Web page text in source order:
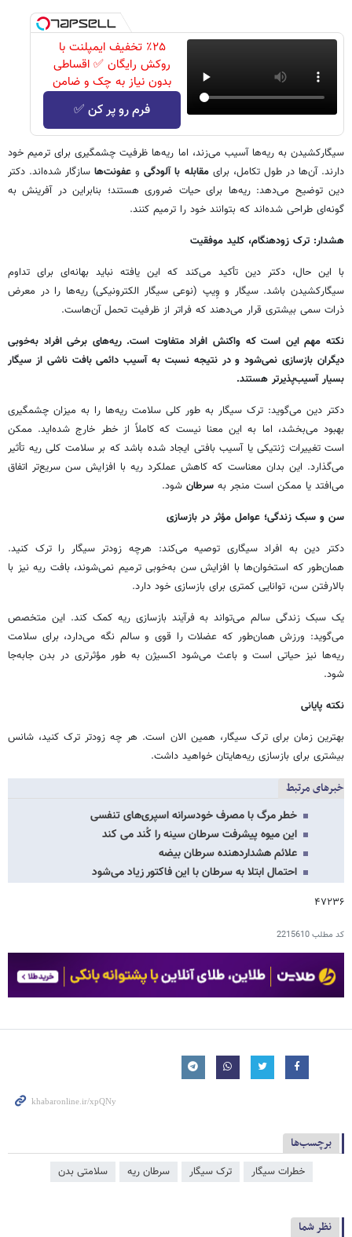
٪۲۵ تخفیف ایمپلنت با
روکش رایگان ✅ اقساطی
بدون نیاز به چک و ضامن
فرم رو پر کن ✅
سیگارکشیدن به ریه‌ها آسیب می‌زند، اما ریه‌ها ظرفیت چشمگیری برای ترمیم خود
دارند. آن‌ها در طول تکامل، برایمقابله با آلودگی و عفونت‌هاسازگار شده‌اند. دکتر
دین توضیح می‌دهد: ریه‌ها برای حیات ضروری هستند؛ بنابراین در آفرینش به
گونه‌ای طراحی شده‌اند که بتوانند خود را ترمیم کنند.
هشدار: ترک زودهنگام، کلید موفقیت
با این حال، دکتر دین تأکید می‌کند که این یافته نباید بهانه‌ای برای تداوم
سیگارکشیدن باشد. سیگار و وِیپ (نوعی سیگار الکترونیکی) ریه‌ها را در معرض
ذرات سمی بیشتری قرار می‌دهند که فراتر از ظرفیت تحمل آن‌هاست.
نکته مهم این است که واکنش افراد متفاوت است. ریه‌های برخی افراد به‌خوبی
دیگران بازسازی نمی‌شود و در نتیجه نسبت به آسیب دائمی بافت ناشی از سیگار
بسیار آسیب‌پذیرتر هستند.
دکتر دین می‌گوید: ترک سیگار به طور کلی سلامت ریه‌ها را به میزان چشمگیری
بهبود می‌بخشد، اما به این معنا نیست که کاملاً از خطر خارج شده‌اید. ممکن
است تغییرات ژنتیکی یا آسیب بافتی ایجاد شده باشد که بر سلامت کلی ریه تأثیر
می‌گذارد. این بدان معناست که کاهش عملکرد ریه با افزایش سن سریع‌تر اتفاق
می‌افتد یا ممکن است منجر به سرطان شود.
سن و سبک زندگی؛ عوامل مؤثر در بازسازی
دکتر دین به افراد سیگاری توصیه می‌کند: هرچه زودتر سیگار را ترک کنید.
همان‌طور که استخوان‌ها با افزایش سن به‌خوبی ترمیم نمی‌شوند، بافت ریه نیز با
بالارفتن سن، توانایی کمتری برای بازسازی خود دارد.
یک سبک زندگی سالم می‌تواند به فرآیند بازسازی ریه کمک کند. این متخصص
می‌گوید: ورزش همان‌طور که عضلات را قوی و سالم نگه می‌دارد، برای سلامت
ریه‌ها نیز حیاتی است و باعث می‌شود اکسیژن به طور مؤثرتری در بدن جابه‌جا
شود.
نکته پایانی
بهترین زمان برای ترک سیگار، همین الان است. هر چه زودتر ترک کنید، شانس
بیشتری برای بازسازی ریه‌هایتان خواهید داشت.
خبرهای مرتبط
خطر مرگ با مصرف خودسرانه اسپری‌های تنفسی
این میوه پیشرفت سرطان سینه را کُند می کند
علائم هشداردهنده سرطان بیضه
احتمال ابتلا به سرطان با این فاکتور زیاد می‌شود
۴۷۲۳۶
کد مطلب2215610
برچسب‌ها
خطرات سیگار ترک سیگار سرطان ریه سلامتی بدن
نظر شما